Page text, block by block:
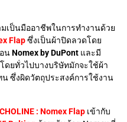
เป็นมืออาชีพในการทำงานด้วย
Flapซึ่งเป็นผ้าปิดลวดโดย
นNomex by DuPont และมี
ดยทั่วไปบางบริษัทมักจะใช้ผ้า
ซึ่งผิดวัตถุประสงค์การใช้งาน
: Nomex Flap เข้ากับ